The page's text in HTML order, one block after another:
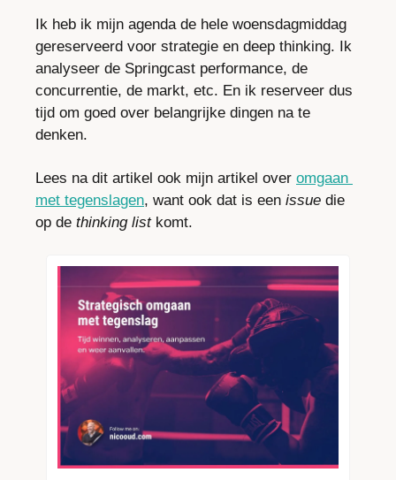
Ik heb ik mijn agenda de hele woensdagmiddag
gereserveerd voor strategie en deep thinking. Ik
analyseer de Springcast performance, de
concurrentie, de markt, etc. En ik reserveer dus
tijd om goed over belangrijke dingen na te
denken.
Lees na dit artikel ook mijn artikel over omgaan
met tegenslagen, want ook dat is een issue die
op de thinking list komt.